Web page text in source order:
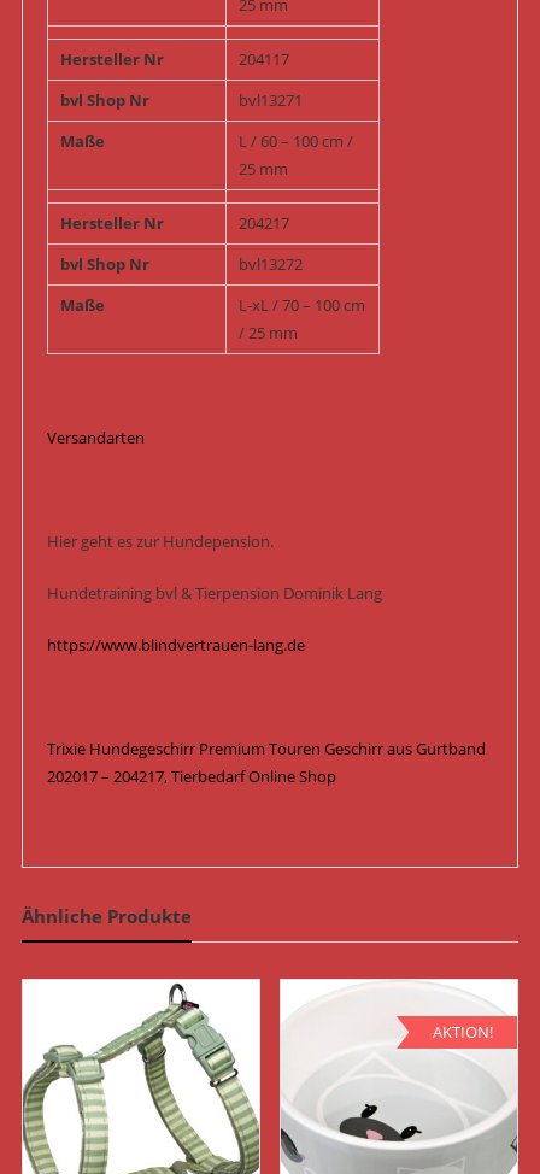
25 mm
Hersteller Nr
204117
bvl Shop Nr
bvl13271
Maße
L / 60 – 100 cm /
25 mm
Hersteller Nr
204217
bvl Shop Nr
bvl13272
Maße
L-xL / 70 – 100 cm
/ 25 mm
Versandarten
Hier geht es zur Hundepension.
Hundetraining bvl & Tierpension Dominik Lang
https://www.blindvertrauen-lang.de
Trixie Hundegeschirr Premium Touren Geschirr aus Gurtband
202017 – 204217, Tierbedarf Online Shop
Ähnliche Produkte
AKTION!